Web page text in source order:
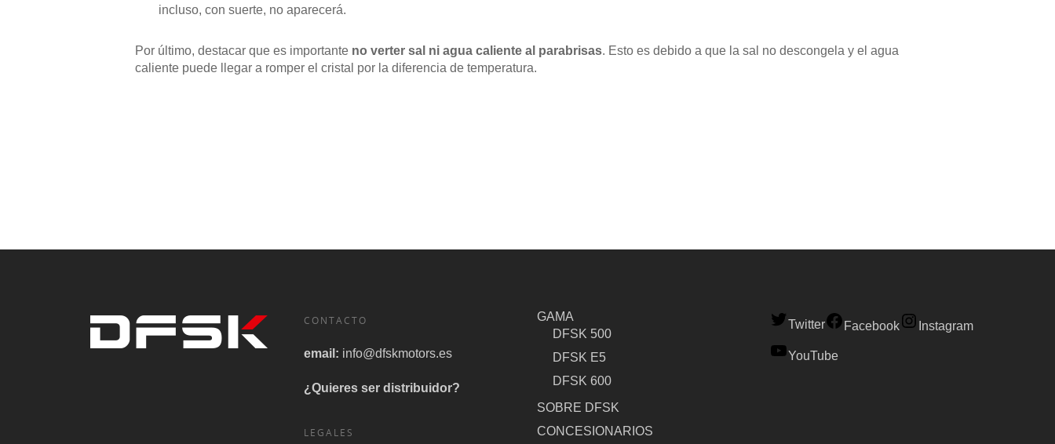
incluso, con suerte, no aparecerá.
Por último, destacar que es importante no verter sal ni agua caliente al parabrisas. Esto es debido a que la sal no descongela y el agua
caliente puede llegar a romper el cristal por la diferencia de temperatura.
CONTACTO
email: info@dfskmotors.es
¿Quieres ser distribuidor?
LEGALES
GAMA
DFSK 500
DFSK E5
DFSK 600
SOBRE DFSK
CONCESIONARIOS
Twitter Facebook Instagram
YouTube